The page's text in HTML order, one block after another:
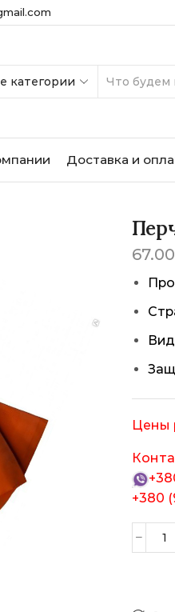
Доставка и
67.00
Цены
+380